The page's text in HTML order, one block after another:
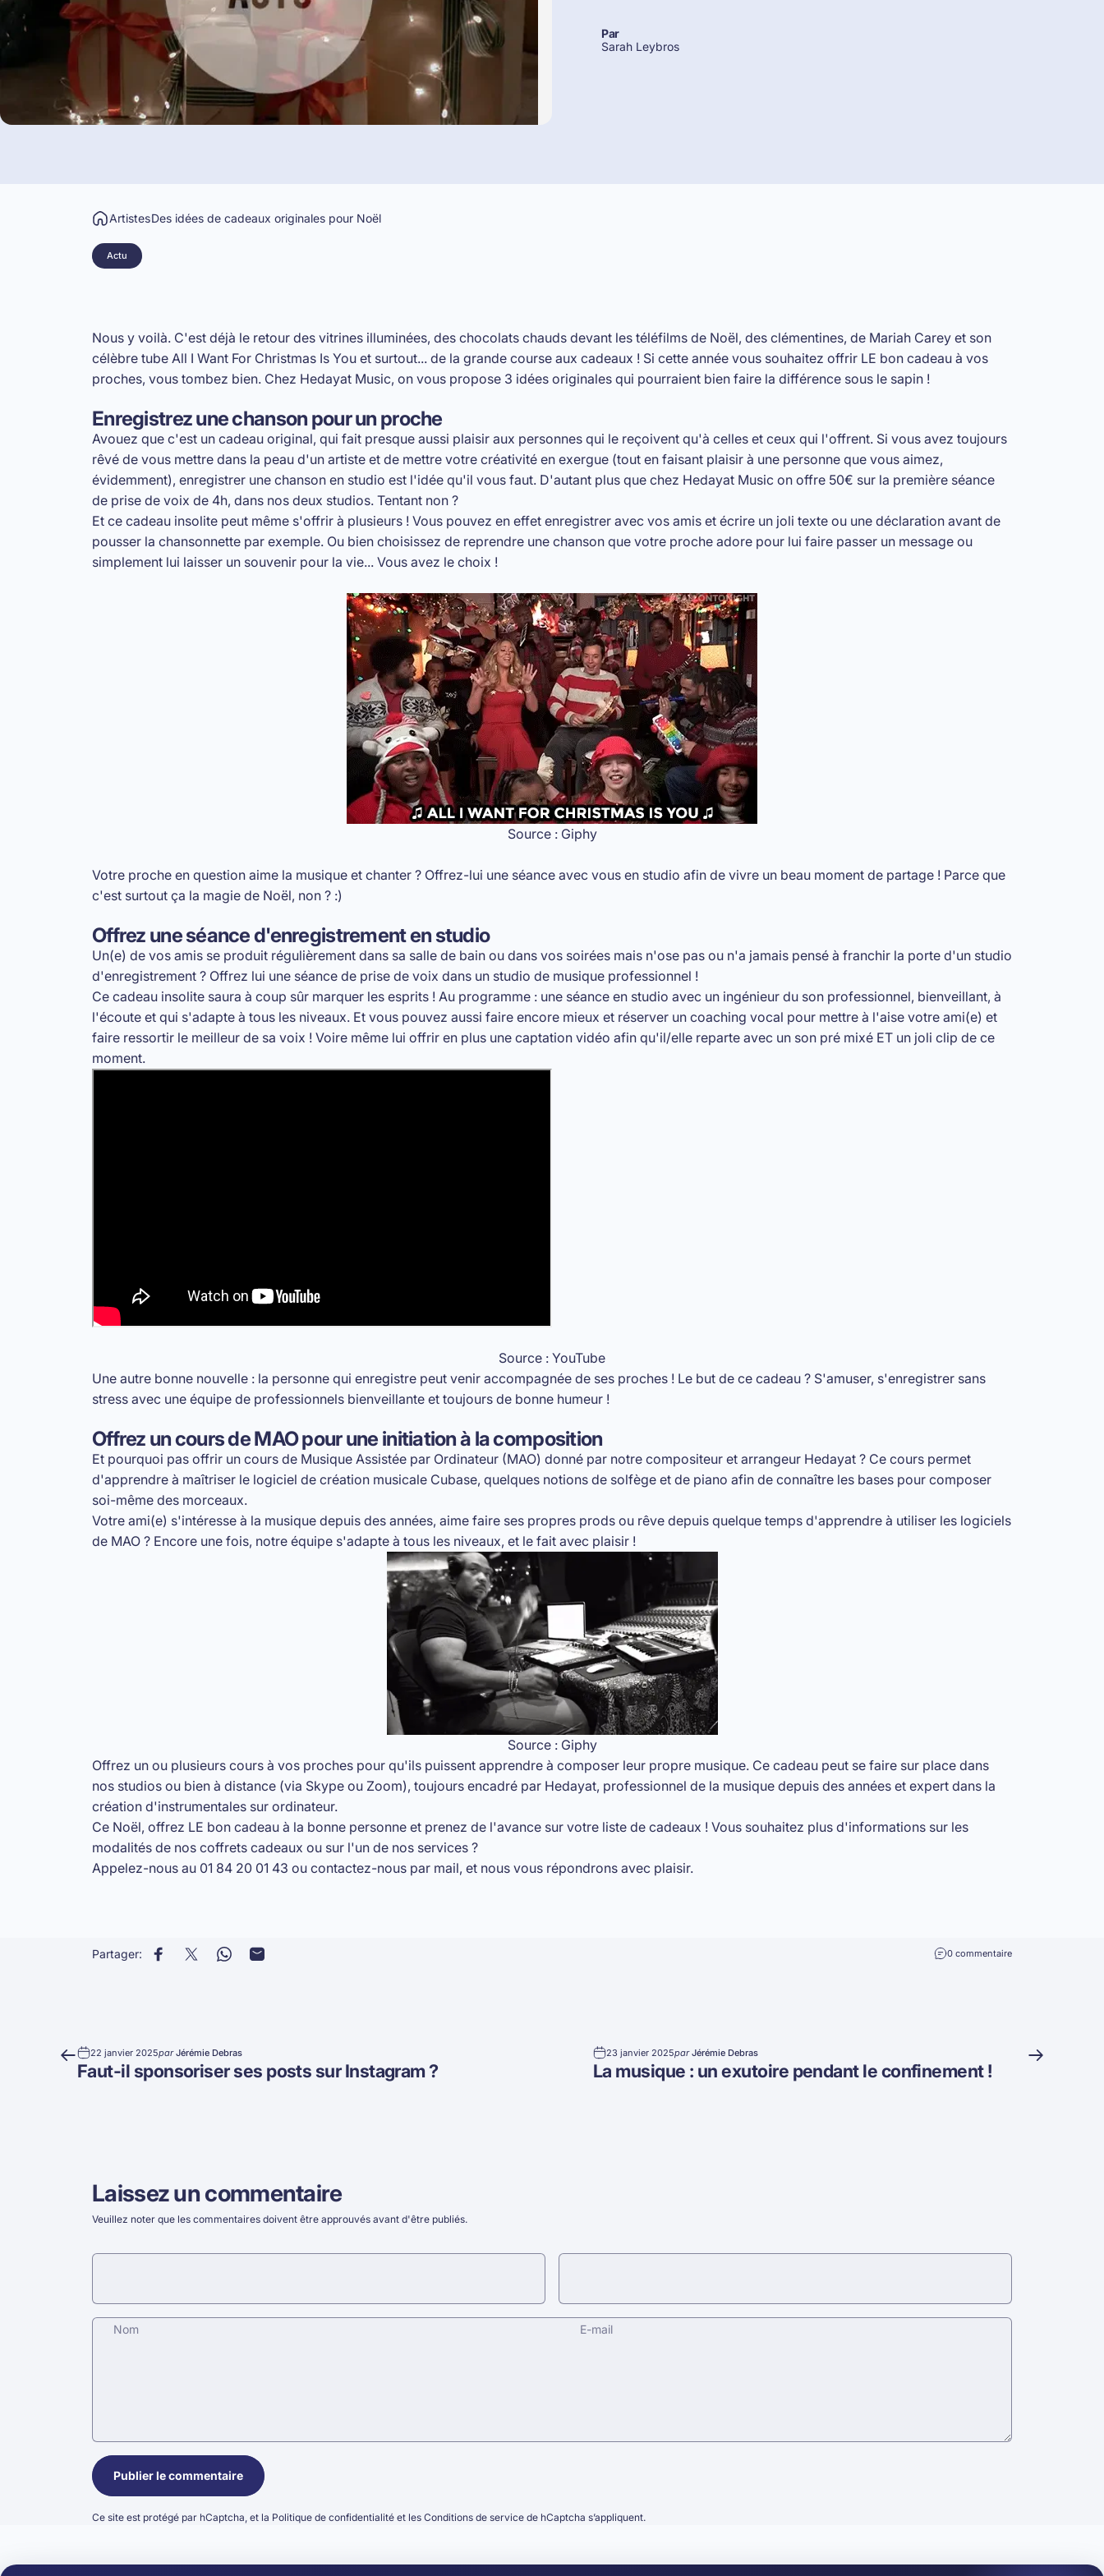
Par
Sarah Leybros
ArtistesDes idées de cadeaux originales pour Noël
Actu
Nous y voilà. C'est déjà le retour des vitrines illuminées, des chocolats chauds devant les téléfilms de Noël, des clémentines, de Mariah Carey et son
célèbre tube All I Want For Christmas Is You et surtout... de la grande course aux cadeaux ! Si cette année vous souhaitez offrir LE bon cadeau à vos
proches, vous tombez bien. Chez Hedayat Music, on vous propose 3 idées originales qui pourraient bien faire la différence sous le sapin !
Enregistrez une chanson pour un proche
Avouez que c'est un cadeau original, qui fait presque aussi plaisir aux personnes qui le reçoivent qu'à celles et ceux qui l'offrent. Si vous avez toujours
rêvé de vous mettre dans la peau d'un artiste et de mettre votre créativité en exergue (tout en faisant plaisir à une personne que vous aimez,
évidemment), enregistrer une chanson en studio est l'idée qu'il vous faut. D'autant plus que chez Hedayat Music on offre 50€ sur la première séance
de prise de voix de 4h, dans nos deux studios. Tentant non ?
Et ce cadeau insolite peut même s'offrir à plusieurs ! Vous pouvez en effet enregistrer avec vos amis et écrire un joli texte ou une déclaration avant de
pousser la chansonnette par exemple. Ou bien choisissez de reprendre une chanson que votre proche adore pour lui faire passer un message ou
simplement lui laisser un souvenir pour la vie... Vous avez le choix !
Source : Giphy
Votre proche en question aime la musique et chanter ? Offrez-lui une séance avec vous en studio afin de vivre un beau moment de partage ! Parce que
c'est surtout ça la magie de Noël, non ? :)
Offrez une séance d'enregistrement en studio
Un(e) de vos amis se produit régulièrement dans sa salle de bain ou dans vos soirées mais n'ose pas ou n'a jamais pensé à franchir la porte d'un studio
d'enregistrement ? Offrez lui une séance de prise de voix dans un studio de musique professionnel !
Ce cadeau insolite saura à coup sûr marquer les esprits ! Au programme : une séance en studio avec un ingénieur du son professionnel, bienveillant, à
l'écoute et qui s'adapte à tous les niveaux. Et vous pouvez aussi faire encore mieux et réserver un coaching vocal pour mettre à l'aise votre ami(e) et
faire ressortir le meilleur de sa voix ! Voire même lui offrir en plus une captation vidéo afin qu'il/elle reparte avec un son pré mixé ET un joli clip de ce
moment.
Source : YouTube
Une autre bonne nouvelle : la personne qui enregistre peut venir accompagnée de ses proches ! Le but de ce cadeau ? S'amuser, s'enregistrer sans
stress avec une équipe de professionnels bienveillante et toujours de bonne humeur !
Offrez un cours de MAO pour une initiation à la composition
Et pourquoi pas offrir un cours de Musique Assistée par Ordinateur (MAO) donné par notre compositeur et arrangeur Hedayat ? Ce cours permet
d'apprendre à maîtriser le logiciel de création musicale Cubase, quelques notions de solfège et de piano afin de connaître les bases pour composer
soi-même des morceaux.
Votre ami(e) s'intéresse à la musique depuis des années, aime faire ses propres prods ou rêve depuis quelque temps d'apprendre à utiliser les logiciels
de MAO ? Encore une fois, notre équipe s'adapte à tous les niveaux, et le fait avec plaisir !
Source : Giphy
Offrez un ou plusieurs cours à vos proches pour qu'ils puissent apprendre à composer leur propre musique. Ce cadeau peut se faire sur place dans
nos studios ou bien à distance (via Skype ou Zoom), toujours encadré par Hedayat, professionnel de la musique depuis des années et expert dans la
création d'instrumentales sur ordinateur.
Ce Noël, offrez LE bon cadeau à la bonne personne et prenez de l'avance sur votre liste de cadeaux ! Vous souhaitez plus d'informations sur les
modalités de nos coffrets cadeaux ou sur l'un de nos services ?
Appelez-nous au 01 84 20 01 43 ou contactez-nous par mail, et nous vous répondrons avec plaisir.
Partager: Partager sur Facebook
Partager sur X
Partager sur WhatsApp
Partager par Email 0 commentaire
22 janvier 2025parJérémie Debras
Faut-il sponsoriser ses posts sur Instagram ?
23 janvier 2025parJérémie Debras
La musique : un exutoire pendant le confinement !
Laissez un commentaire
Veuillez noter que les commentaires doivent être approuvés avant d'être publiés.
Nom E-mail
Publier le commentaire
Ce site est protégé par hCaptcha, et la Politique de confidentialité et les Conditions de service de hCaptcha s’appliquent.